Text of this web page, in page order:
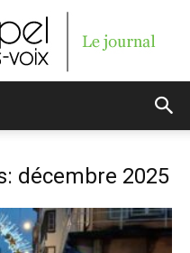
décembre 2025